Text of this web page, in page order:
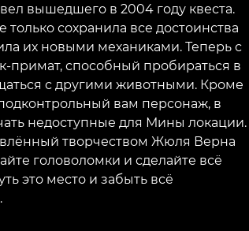
вышедшего в 2004 году квеста.
сохранила все достоинства
их новыми механиками. Теперь с
примат, способный пробираться в
с другими животными. Кроме
вам персонаж, в
недоступные для Мины локации.
творчеством Жюля Верна
головоломки и сделайте всё
это место и забыть всё